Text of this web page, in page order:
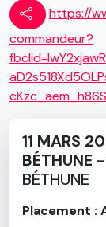
de la Loire, en
l’Atlantique, il
Fièrement.
roulettes de
envol, telle une
Jersey. »
Victor Hugo
https://
commandeur?
11 MARS
BÉTHUNE -
BÉTHUNE
Placement :